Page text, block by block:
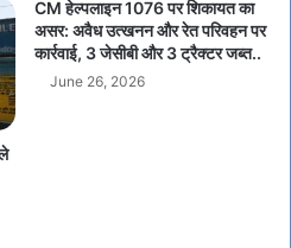
CM हेल्पलाइन 1076 पर शिकायत का
असर: अवैध उत्खनन और रेत परिवहन पर
कार्रवाई, 3 जेसीबी और 3 ट्रैक्टर जब्त..
June 26, 2026